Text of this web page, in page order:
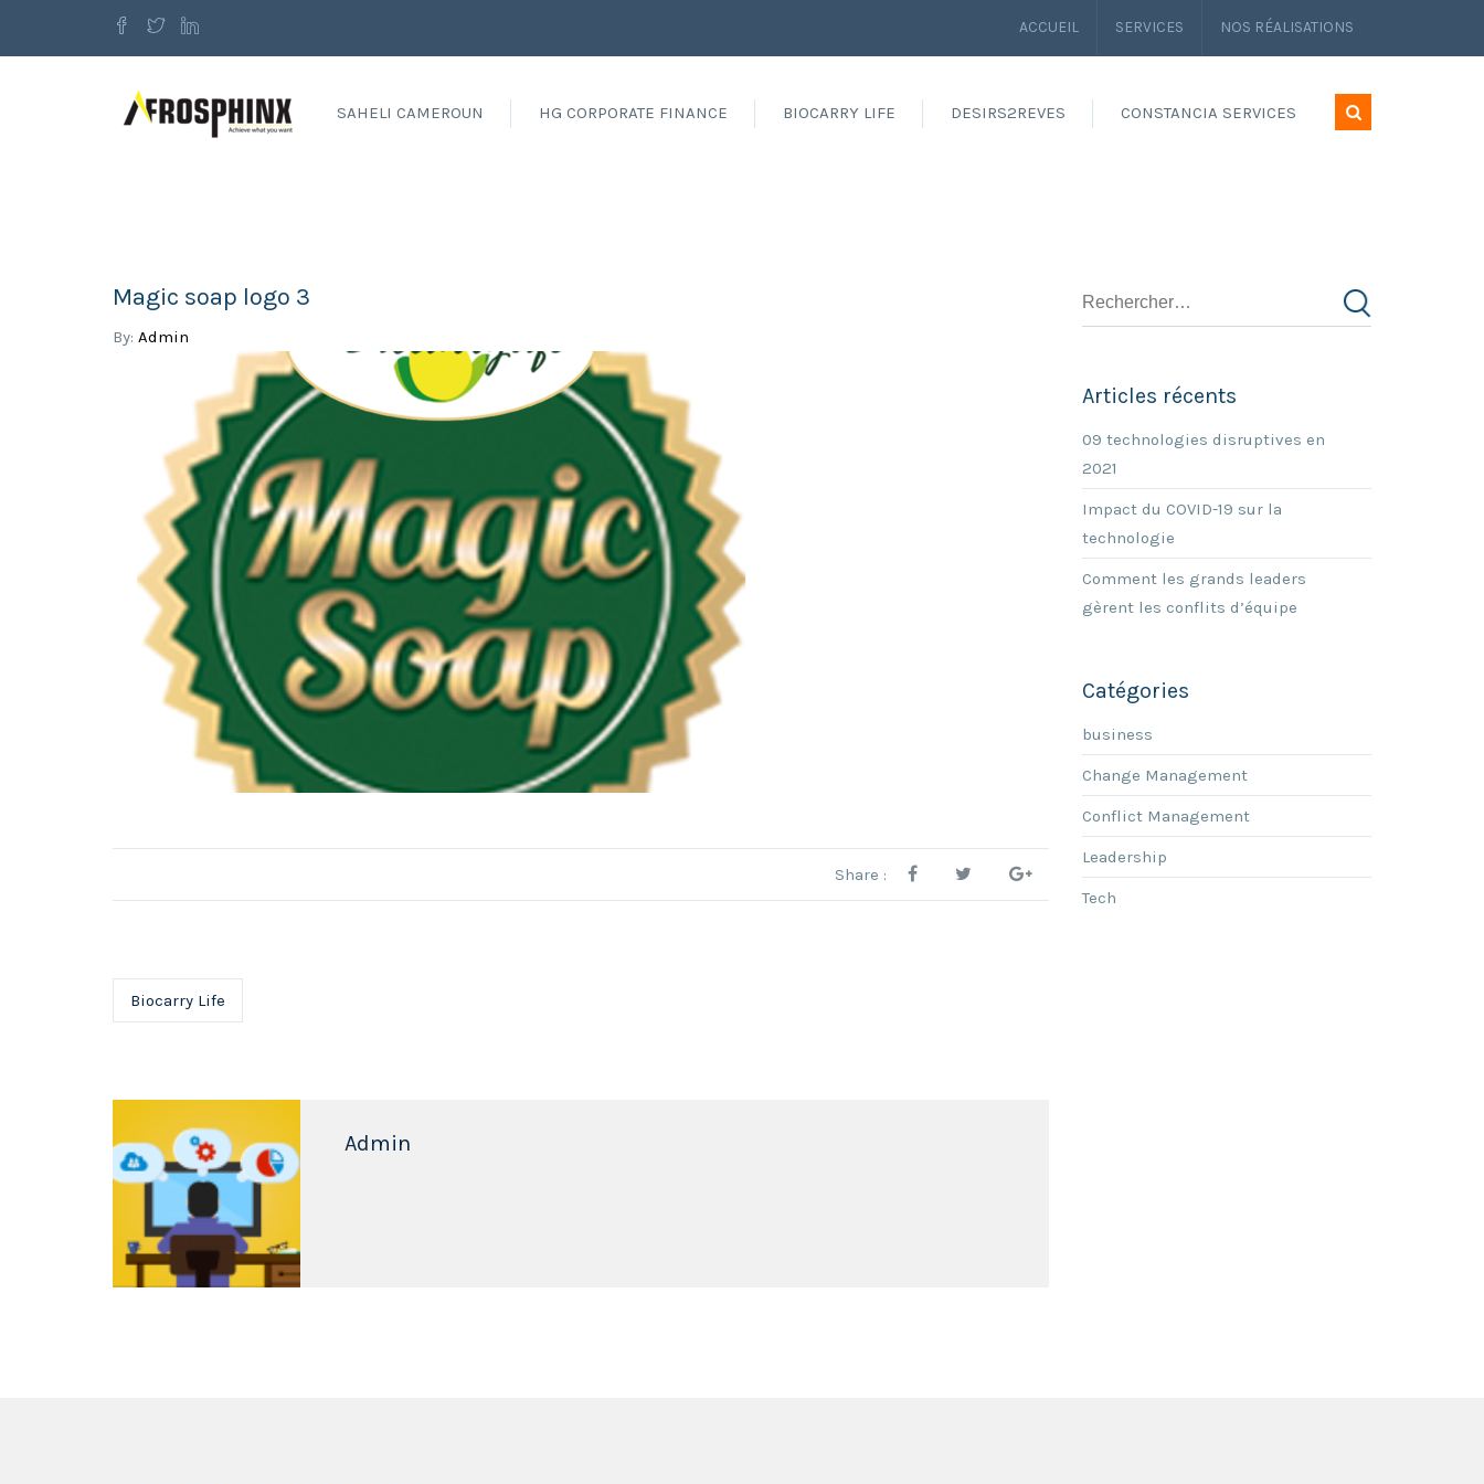
ACCUEIL SERVICES NOS RÉALISATIONS
SAHELI CAMEROUN HG CORPORATE FINANCE BIOCARRY LIFE DESIRS2REVES CONSTANCIA SERVICES
Magic soap logo 3
By: Admin
Share :
Biocarry Life
Admin
Articles récents
09 technologies disruptives en
2021
Impact du COVID-19 sur la
technologie
Comment les grands leaders
gèrent les conflits d’équipe
Catégories
business
Change Management
Conflict Management
Leadership
Tech